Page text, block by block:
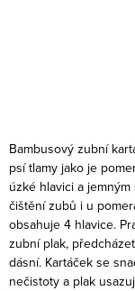
Bambusový zubní
psí tlamy jako je
úzké hlavici a
čištění zubů i u
obsahuje 4 hlavice.
zubní plak,
dásní. Kartáček se
nečistoty a plak